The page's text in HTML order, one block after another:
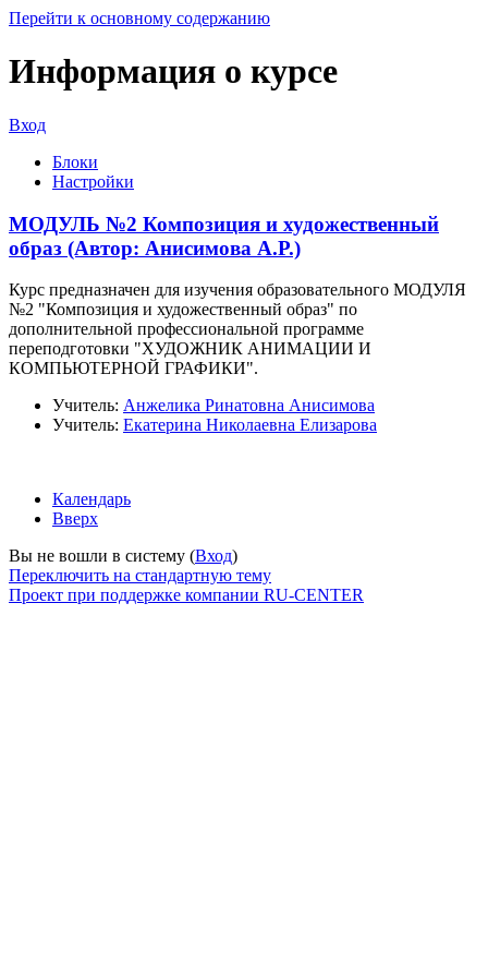
Перейти к основному содержанию
Информация о курсе
Вход
Блоки
Настройки
МОДУЛЬ №2 Композиция и художественный
образ (Автор: Анисимова А.Р.)
Курс предназначен для изучения образовательного МОДУЛЯ
№2 "Композиция и художественный образ" по
дополнительной профессиональной программе
переподготовки "ХУДОЖНИК АНИМАЦИИ И
КОМПЬЮТЕРНОЙ ГРАФИКИ".
Учитель: Анжелика Ринатовна Анисимова
Учитель: Екатерина Николаевна Елизарова
Календарь
Вверх
Вы не вошли в систему (Вход)
Переключить на стандартную тему
Проект при поддержке компании RU-CENTER